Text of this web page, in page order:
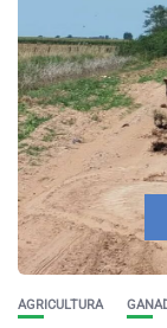
AGRICULTURA